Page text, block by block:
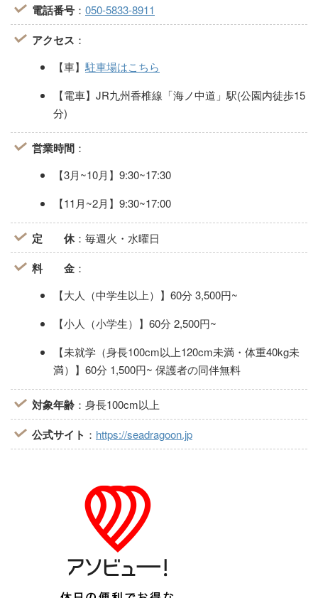
電話番号 ： 050-5833-8911
アクセス ：
【車】駐車場はこちら
【電車】JR九州香椎線「海ノ中道」駅(公園内徒歩15
分)
営業時間 ：
【3月~10月】9:30~17:30
【11月~2月】9:30~17:00
定 休：毎週火・水曜日
料 金 ：
【大人（中学生以上）】60分 3,500円~
【小人（小学生）】60分 2,500円~
【未就学（身長100cm以上120cm未満・体重40kg未
満）】60分 1,500円~ 保護者の同伴無料
対象年齢 ：身長100cm以上
公式サイト ： https://seadragoon.jp